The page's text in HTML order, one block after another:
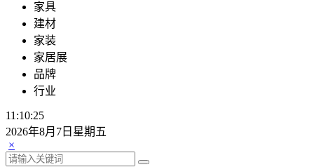
家具
建材
家装
家居展
品牌
行业
11:10:27
2026年8月7日星期五
×